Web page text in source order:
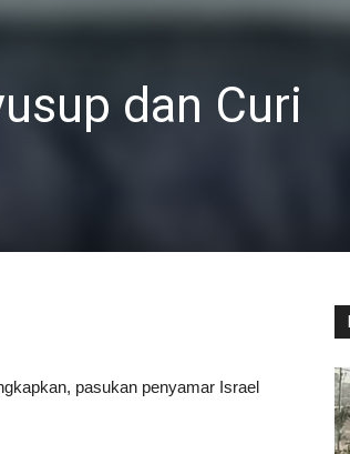
dan Curi
pasukan penyamar Israel